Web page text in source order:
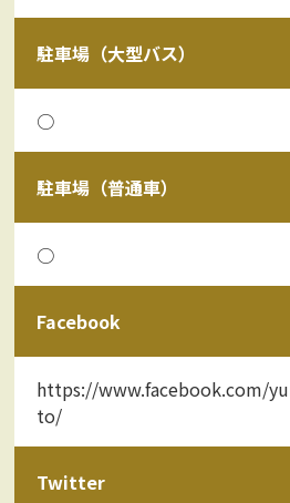
駐車場（大型バス）
○
駐車場（普通車）
○
Facebook
https://www.facebook.com/
to/
Twitter